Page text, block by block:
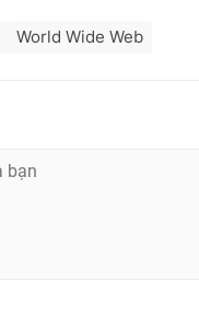
World Wide Web